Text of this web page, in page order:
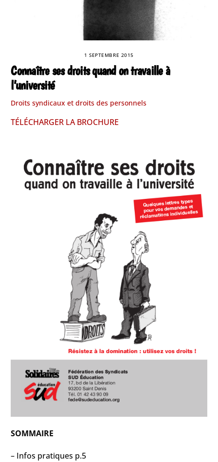
1 SEPTEMBRE 2015
Connaître ses droits quand on travaille à
l’université
Droits syndicaux et droits des personnels
TÉLÉCHARGER LA BROCHURE
SOMMAIRE
– Infos pratiques p.5